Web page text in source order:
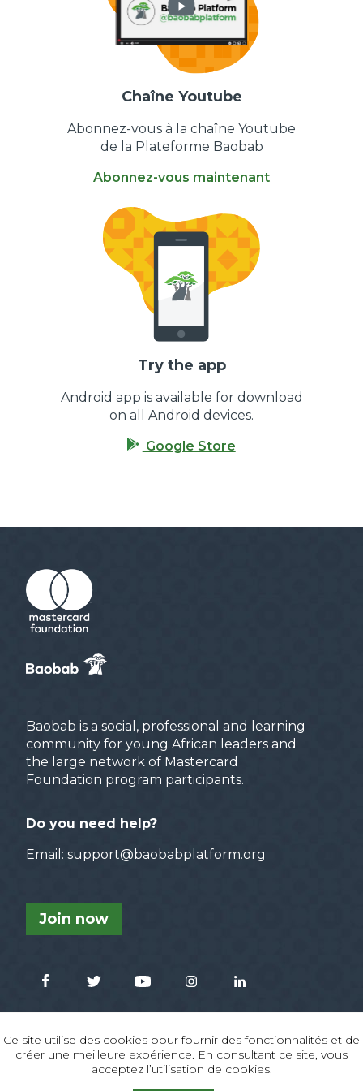
Chaîne Youtube
Abonnez-vous à la chaîne Youtube
de la Plateforme Baobab
Abonnez-vous maintenant
Try the app
Android app is available for download
on all Android devices.
Google Store
Baobab is a social, professional and learning
community for young African leaders and
the large network of Mastercard
Foundation program participants.
Do you need help?
Email: support@baobabplatform.org
Join now
Ce site utilise des cookies pour fournir des fonctionnalités et de
créer une meilleure expérience. En consultant ce site, vous
acceptez l’utilisation de cookies.